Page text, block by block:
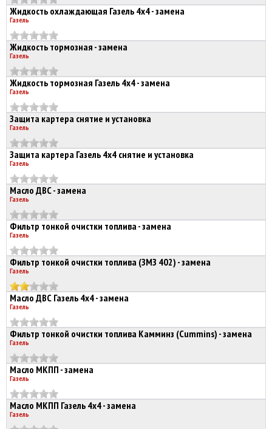
Жидкость охлаждающая Газель 4х4 - замена
Газель
Жидкость тормозная - замена
Газель
Жидкость тормозная Газель 4х4 - замена
Газель
Защита картера снятие и установка
Газель
Защита картера Газель 4х4 снятие и установка
Газель
Масло ДВС - замена
Газель
Фильтр тонкой очистки топлива - замена
Газель
Фильтр тонкой очистки топлива (ЗМЗ 402) - замена
Газель
Масло ДВС Газель 4х4 - замена
Газель
Фильтр тонкой очистки топлива Камминз (Cummins) - замена
Газель
Масло МКПП - замена
Газель
Масло МКПП Газель 4х4 - замена
Газель